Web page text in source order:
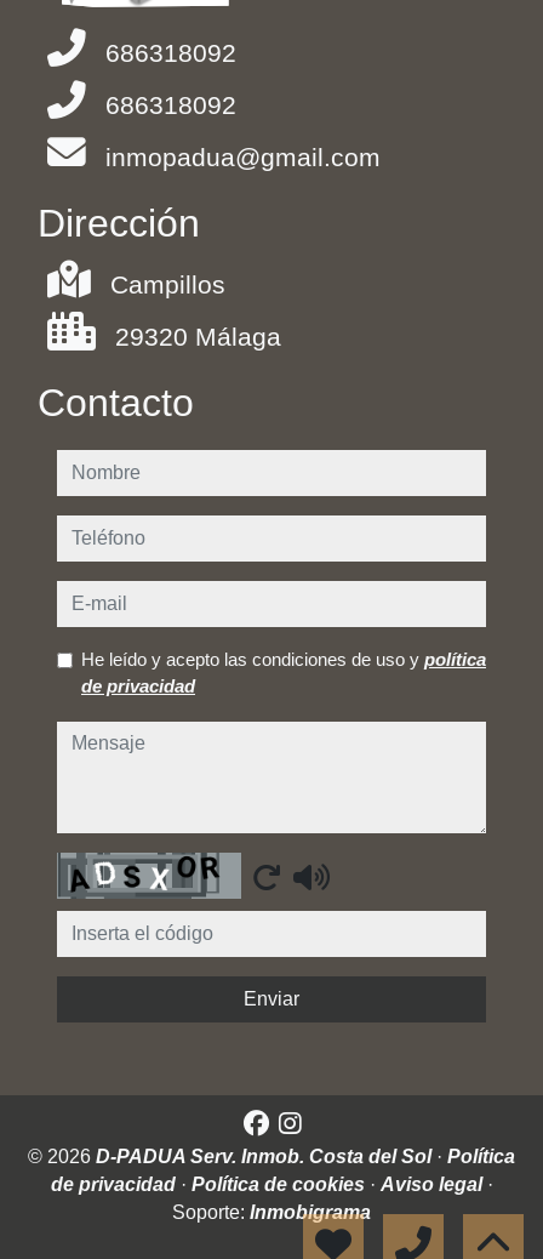
686318092
686318092
inmopadua@gmail.com
Dirección
Campillos
29320 Málaga
Contacto
nombre
teléfono
e-mail
He leído y acepto las condiciones de uso y política
de privacidad
mensaje
Captcha
Enviar
© 2026 D-PADUA Serv. Inmob. Costa del Sol · Política
de privacidad · Política de cookies · Aviso legal ·
Soporte: Inmobigrama